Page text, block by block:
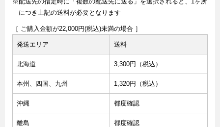
につき上記の送料が必要となります
［ ご購入金額が22,000円(税込)未満の場合 ］
発送エリア 送料
北海道 3,300円（税込）
本州、四国、九州 1,320円（税込）
沖縄 都度確認
離島 都度確認